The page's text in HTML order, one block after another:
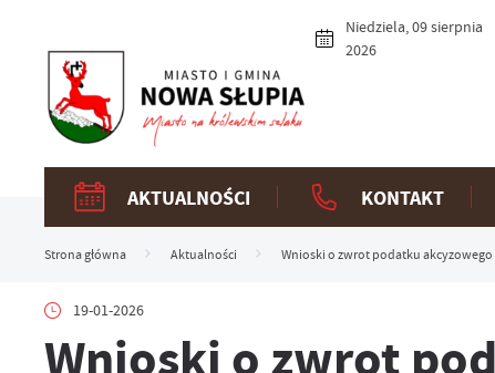
Niedziela, 09 sierpnia
2026
AKTUALNOŚCI KONTAKT
Strona główna Aktualności Wnioski o zwrot podatku
19-01-2026
Wnioski o zwrot